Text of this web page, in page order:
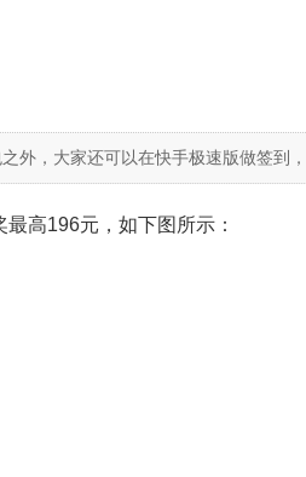
外，大家还可以在快手极速版做签到
高196元，如下图所示：